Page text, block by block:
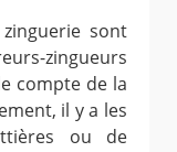
sont
zingueurs
compte de la
il y a les
ou de